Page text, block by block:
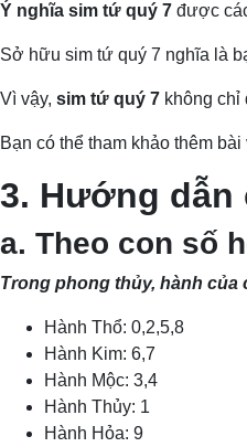
Ý nghĩa sim tứ quý 7 được
Sở hữu sim tứ quý 7 nghĩa là
Vì vậy, sim tứ quý 7 không chỉ
Bạn có thể tham khảo thêm bài
3. Hướng dẫn
a. Theo con số
Trong phong thủy, hành của
Hành Thổ: 0,2,5,8
Hành Kim: 6,7
Hành Mộc: 3,4
Hành Thủy: 1
Hành Hỏa: 9